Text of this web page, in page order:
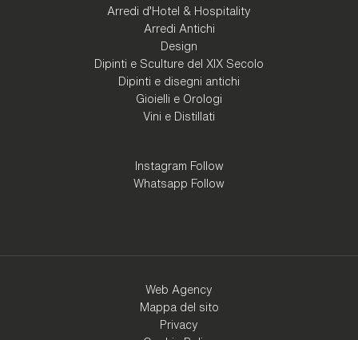
Arredi d'Hotel & Hospitality
Arredi Antichi
Design
Dipinti e Sculture del XIX Secolo
Dipinti e disegni antichi
Gioielli e Orologi
Vini e Distillati
Instagram Follow
Whatsapp Follow
Web Agency
Mappa del sito
Privacy